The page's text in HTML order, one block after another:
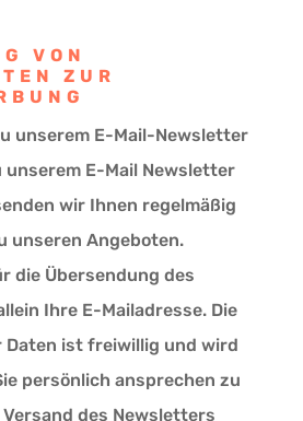
VON
ZUR
unserem E-Mail-Newsletter
unserem E-Mail Newsletter
wir Ihnen regelmäßig
unseren Angeboten.
die Übersendung des
Ihre E-Mailadresse. Die
Daten ist freiwillig und wird
persönlich ansprechen zu
des Newsletters